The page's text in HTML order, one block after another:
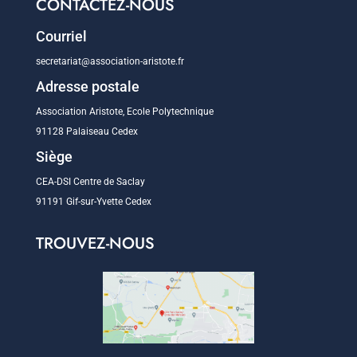
CONTACTEZ-NOUS
Courriel
secretariat@association-aristote.fr
Adresse postale
Association Aristote, Ecole Polytechnique
91128 Palaiseau Cedex
Siège
CEA-DSI Centre de Saclay
91191 Gif-sur-Yvette Cedex
TROUVEZ-NOUS